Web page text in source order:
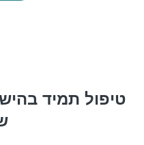
טיפול תמיד